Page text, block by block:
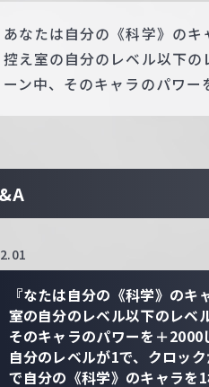
あなたは自分の《科学》の
控え室の自分のレベル以下
ーン中、そのキャラのパワー
『なたは自分の《科学》の
室の自分のレベル以下のレベ
そのキャラのパワーを＋2000
自分のレベルが1で、クロッ
で自分の《科学》のキャラを